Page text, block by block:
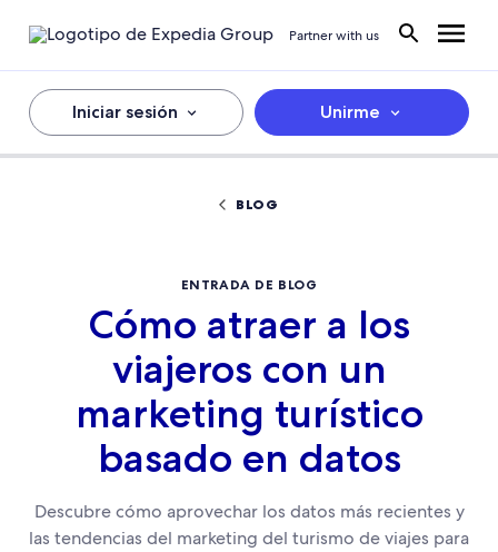
Partner with us
Iniciar sesión Unirme
BLOG
ENTRADA DE BLOG
Cómo atraer a los
viajeros con un
marketing turístico
basado en datos
Descubre cómo aprovechar los datos más recientes y
las tendencias del marketing del turismo de viajes para